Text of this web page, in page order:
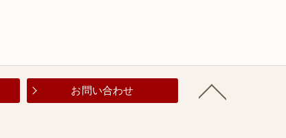
お問い合わせ